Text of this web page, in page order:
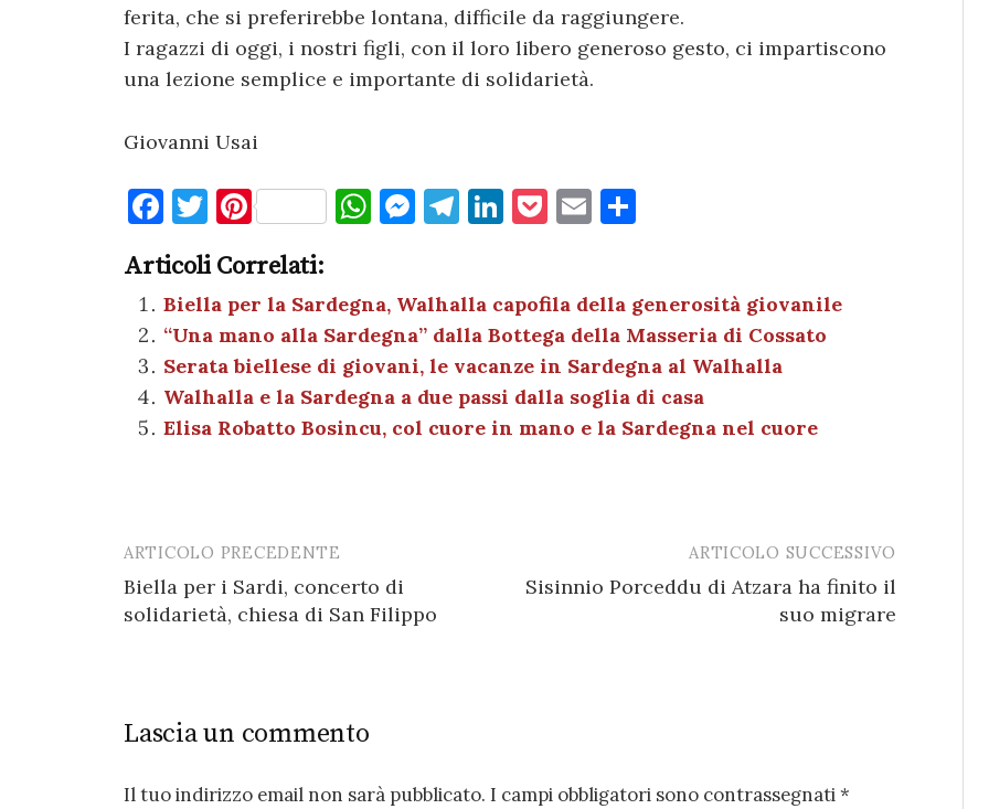
ferita, che si preferirebbe lontana, difficile da raggiungere.
I ragazzi di oggi, i nostri figli, con il loro libero generoso gesto, ci impartiscono
una lezione semplice e importante di solidarietà.
Giovanni Usai
F
a
c
e
b
o
o
T
w
it
te
r
Pi
nt
er
es
t
W
s
A
p
p
M
n
g
er
T
gr
a
m
Li
e
dI
n
P
k
et
E
l di
vi
di
Articoli Correlati:
Biella per la Sardegna, Walhalla capofila della generosità giovanile
“Una mano alla Sardegna” dalla Bottega della Masseria di Cossato
Serata biellese di giovani, le vacanze in Sardegna al Walhalla
Walhalla e la Sardegna a due passi dalla soglia di casa
Elisa Robatto Bosincu, col cuore in mano e la Sardegna nel cuore
Post
navigation
ARTICOLO PRECEDENTE
Biella per i Sardi, concerto di
solidarietà, chiesa di San Filippo
ARTICOLO SUCCESSIVO
Sisinnio Porceddu di Atzara ha finito il
suo migrare
Lascia un commento
Il tuo indirizzo email non sarà pubblicato. I campi obbligatori sono contrassegnati*